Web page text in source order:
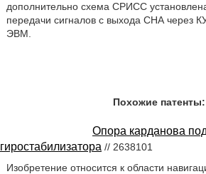
дополнительно схема СРИСС
передачи сигналов с выхода СНА через
ЭВМ.
Похожие патенты:
Опора карданова
гиростабилизатора // 2638101
Изобретение относится к области